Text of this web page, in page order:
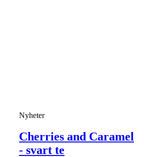
Nyheter
Cherries and Caramel
- svart te